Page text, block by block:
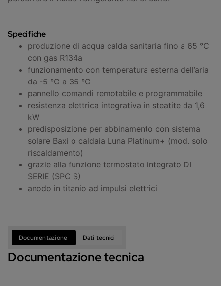
Specifiche
produzione di acqua calda sanitaria fino a 65 °C
con gas R134a
funzionamento con temperatura esterna dell’aria
da -5 °C a 35 °C
pannello comandi remotabile e programmabile
resistenza elettrica integrativa in steatite da 1,6
kW
predisposizione per abbinamento con sistema
solare Baxi o caldaia Luna Platinum+ (mod. solo
riscaldamento)
grazie alla funzione termostato integrato DI
SERIE (SPC S)
anodo in titanio ad impulsi elettrici
Documentazione Dati tecnici
Documentazione tecnica